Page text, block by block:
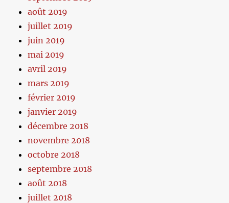
août 2019
juillet 2019
juin 2019
mai 2019
avril 2019
mars 2019
février 2019
janvier 2019
décembre 2018
novembre 2018
octobre 2018
septembre 2018
août 2018
juillet 2018